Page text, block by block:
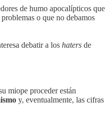
de humo apocalípticos que
o que no debamos
debatir a los haters de
miope proceder están
y, eventualmente, las cifras